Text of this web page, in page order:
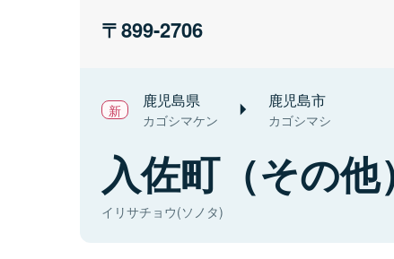
899-2706
鹿児島県
カゴシマケン
鹿児島市
カゴシマシ
入佐町（その他
イリサチョウ(ソノタ)